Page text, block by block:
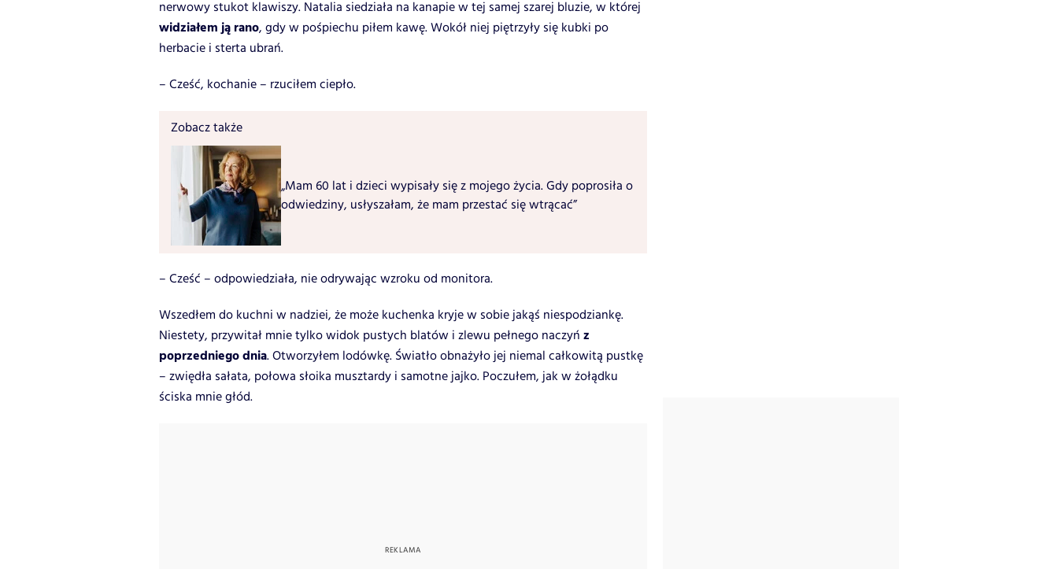
nerwowy stukot klawiszy. Natalia siedziała na kanapie w tej samej szarej bluzie, w której
widziałem ją rano, gdy w pośpiechu piłem kawę. Wokół niej piętrzyły się kubki po
herbacie i sterta ubrań.
– Cześć, kochanie – rzuciłem ciepło.
Zobacz także
„Mam 60 lat i dzieci wypisały się z mojego życia. Gdy poprosiła o
odwiedziny, usłyszałam, że mam przestać się wtrącać”
– Cześć – odpowiedziała, nie odrywając wzroku od monitora.
Wszedłem do kuchni w nadziei, że może kuchenka kryje w sobie jakąś niespodziankę.
Niestety, przywitał mnie tylko widok pustych blatów i zlewu pełnego naczyń z
poprzedniego dnia. Otworzyłem lodówkę. Światło obnażyło jej niemal całkowitą pustkę
– zwiędła sałata, połowa słoika musztardy i samotne jajko. Poczułem, jak w żołądku
ściska mnie głód.